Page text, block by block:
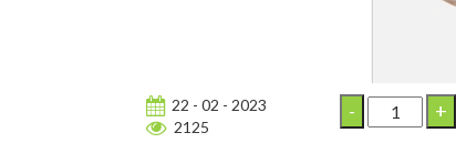
22 - 02 - 2023
2125